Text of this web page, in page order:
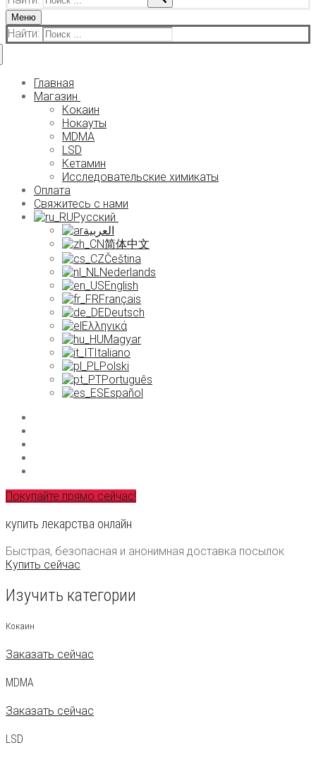
Меню
Найти:
Главная
Магазин
Кокаин
Нокауты
MDMA
LSD
Кетамин
Исследовательские химикаты
Оплата
Свяжитесь с нами
Русский
العربية
简体中文
Čeština
Nederlands
English
Français
Deutsch
Ελληνικά
Magyar
Italiano
Polski
Português
Español
Покупайте прямо сейчас!
купить лекарства онлайн
Быстрая, безопасная и анонимная доставка посылок
Купить сейчас
Изучить категории
Кокаин
Заказать сейчас
MDMA
Заказать сейчас
LSD